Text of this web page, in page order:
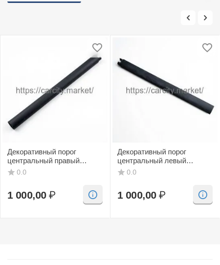
Декоративный порог
центральный правый
(черный, CV) SAAB 9-3
0.0
1 000,00 ₽
Декоративный порог
центральный левый
(черный, CV) SAAB 9-3
0.0
1 000,00 ₽